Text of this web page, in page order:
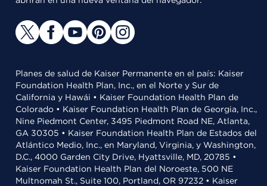
Planes de salud de Kaiser Permanente en el país: Kaiser
Foundation Health Plan, Inc., en el Norte y Sur de
California y Hawái • Kaiser Foundation Health Plan de
Colorado • Kaiser Foundation Health Plan de Georgia, Inc.,
Nine Piedmont Center, 3495 Piedmont Road NE, Atlanta,
GA 30305 • Kaiser Foundation Health Plan de Estados del
Atlántico Medio, Inc., en Maryland, Virginia, y Washington,
D.C., 4000 Garden City Drive, Hyattsville, MD, 20785 •
Kaiser Foundation Health Plan del Noroeste, 500 NE
Multnomah St., Suite 100, Portland, OR 97232 • Kaiser